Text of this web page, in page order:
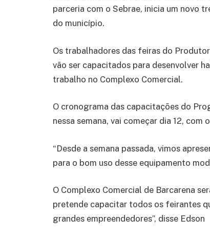
parceria com o Sebrae, inicia um novo
do município.
Os trabalhadores das feiras do
vão ser capacitados para desenvolver
trabalho no Complexo Comercial.
O cronograma das capacitações do
nessa semana, vai começar dia 12,
“Desde a semana passada, vimos
para o bom uso desse equipamento
O Complexo Comercial de Barcarena
pretende capacitar todos os feirantes
grandes empreendedores”, disse Edson